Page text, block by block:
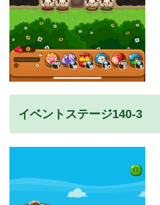
イベントステージ140-3